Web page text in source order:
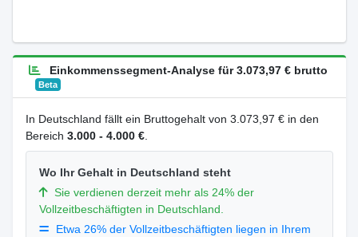
Einkommenssegment-Analyse für 3.073,97 € brutto
Beta
In Deutschland fällt ein Bruttogehalt von 3.073,97 € in den
Bereich 3.000 - 4.000 €.
Wo Ihr Gehalt in Deutschland steht
Sie verdienen derzeit mehr als 24% der
Vollzeitbeschäftigten in Deutschland.
Etwa 26% der Vollzeitbeschäftigten liegen in Ihrem